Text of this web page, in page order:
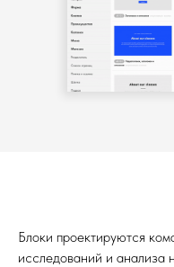
Блоки проектируются
исследований и анализа